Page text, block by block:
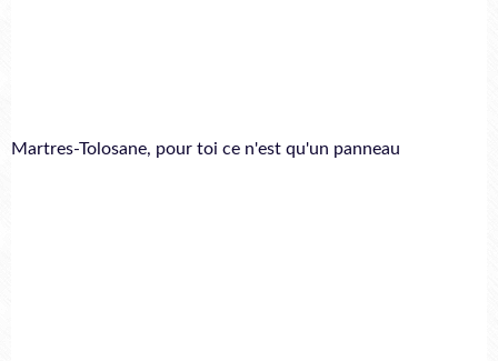
Martres-Tolosane, pour toi ce n'est qu'un panneau